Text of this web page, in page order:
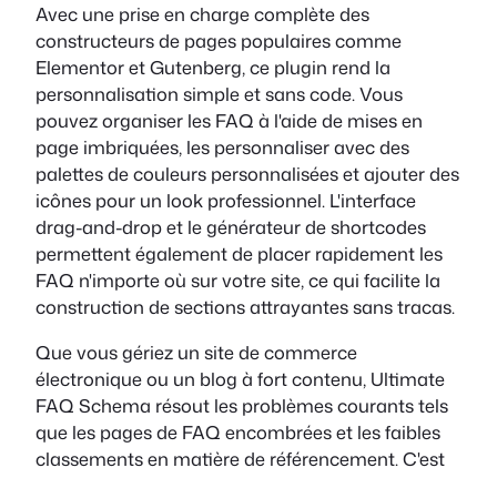
Avec une prise en charge complète des
constructeurs de pages populaires comme
Elementor et Gutenberg, ce plugin rend la
personnalisation simple et sans code. Vous
pouvez organiser les FAQ à l'aide de mises en
page imbriquées, les personnaliser avec des
palettes de couleurs personnalisées et ajouter des
icônes pour un look professionnel. L'interface
drag-and-drop et le générateur de shortcodes
permettent également de placer rapidement les
FAQ n'importe où sur votre site, ce qui facilite la
construction de sections attrayantes sans tracas.
Que vous gériez un site de commerce
électronique ou un blog à fort contenu, Ultimate
FAQ Schema résout les problèmes courants tels
que les pages de FAQ encombrées et les faibles
classements en matière de référencement. C'est